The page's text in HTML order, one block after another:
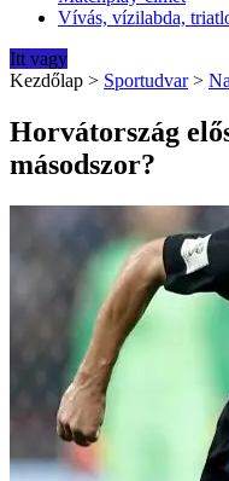
Vívás, vízilabda,
Itt vagy
Kezdőlap > Sportudvar >
Horvátország
másodszor?